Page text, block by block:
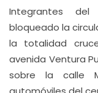
Integrantes del
bloqueado la
la totalidad
avenida Ventura
sobre la calle